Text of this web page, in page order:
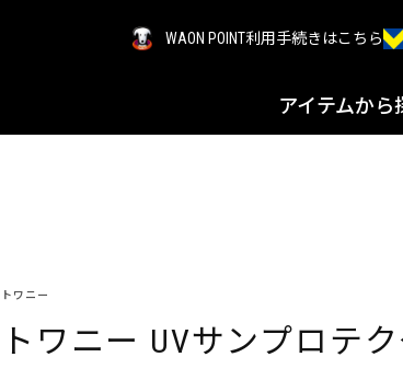
WAON POINT利用手続きはこちら
アイテムから
トワニー
トワニー UVサンプロテク